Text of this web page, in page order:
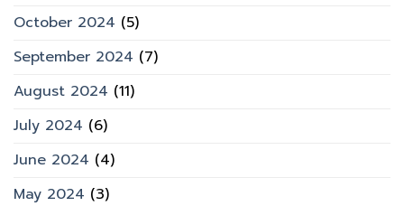
October 2024 (5)
September 2024 (7)
August 2024 (11)
July 2024 (6)
June 2024 (4)
May 2024 (3)